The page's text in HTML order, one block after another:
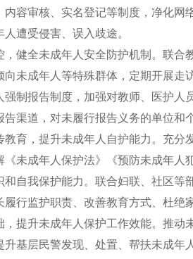
内容审核、实名登记等制度，净化
遭受侵害、误入歧途。
，健全未成年人安全防护机制 。 联合
向未成年人等特殊群体，定期开展
强制报告制度，加强对教师、医护
告渠道，对未履行报告义务的单位和
教育，提升未成年人自护能力 。 充分
《未成年人保护法》《预防未成年
和自我保护能力。联合妇联、社区
履行监护职责、改善教育方式、杜绝
，提升未成年人保护工作效能。 推动
升基层民警发现、处置、帮扶未成